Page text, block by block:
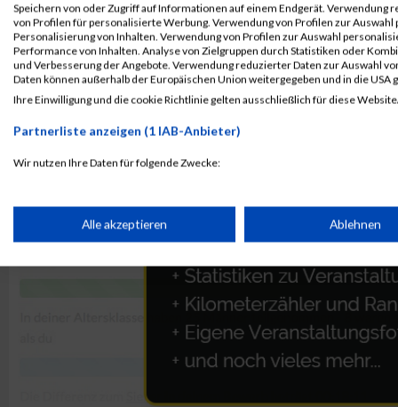
Speichern von oder Zugriff auf Informationen auf einem Endgerät. Verwendung
von Profilen für personalisierte Werbung. Verwendung von Profilen zur
Personalisierung von Inhalten. Verwendung von Profilen zur Auswahl
Performance von Inhalten. Analyse von Zielgruppen durch Statistiken oder
und Verbesserung der Angebote. Verwendung reduzierter Daten zur Auswahl
Daten können außerhalb der Europäischen Union weitergegeben und in die USA
Ihre Einwilligung und die cookie Richtlinie gelten ausschließlich für diese
Partnerliste anzeigen (1 IAB-Anbieter)
Wir nutzen Ihre Daten für folgende Zwecke:
Speichern von oder Zugriff auf Informationen auf einem
Verwendung reduzierter Daten zur Auswahl von
Erstellung von Profilen für personalisierte Werbung
Alle akzeptieren Ablehnen